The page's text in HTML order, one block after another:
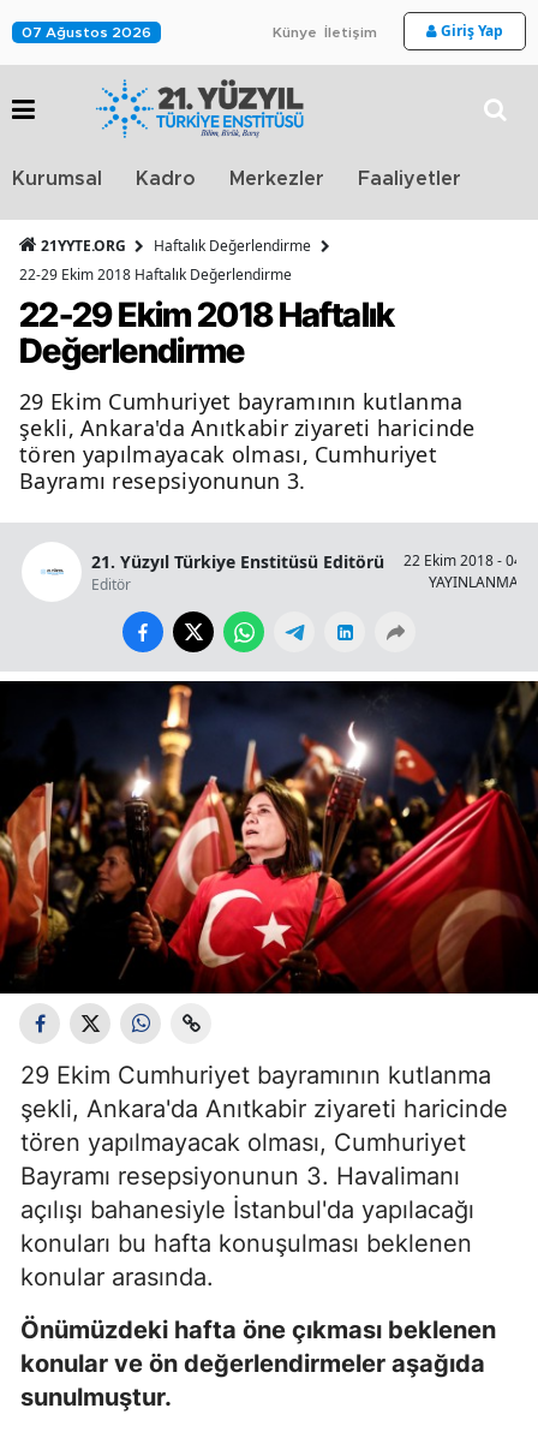
07 Ağustos 2026 Künye İletişim Giriş Yap
Kurumsal Kadro Merkezler Faaliyetler
21YYTE.ORG
Haftalık Değerlendirme
22-29 Ekim 2018 Haftalık Değerlendirme
22-29 Ekim 2018 Haftalık
Değerlendirme
29 Ekim Cumhuriyet bayramının kutlanma
şekli, Ankara'da Anıtkabir ziyareti haricinde
tören yapılmayacak olması, Cumhuriyet
Bayramı resepsiyonunun 3.
21. Yüzyıl Türkiye Enstitüsü Editörü
Editör
22 Ekim 2018 -
YAYINLANMA
29 Ekim Cumhuriyet bayramının kutlanma
şekli, Ankara'da Anıtkabir ziyareti haricinde
tören yapılmayacak olması, Cumhuriyet
Bayramı resepsiyonunun 3. Havalimanı
açılışı bahanesiyle İstanbul'da yapılacağı
konuları bu hafta konuşulması beklenen
konular arasında.
Önümüzdeki hafta öne çıkması beklenen
konular ve ön değerlendirmeler aşağıda
sunulmuştur.